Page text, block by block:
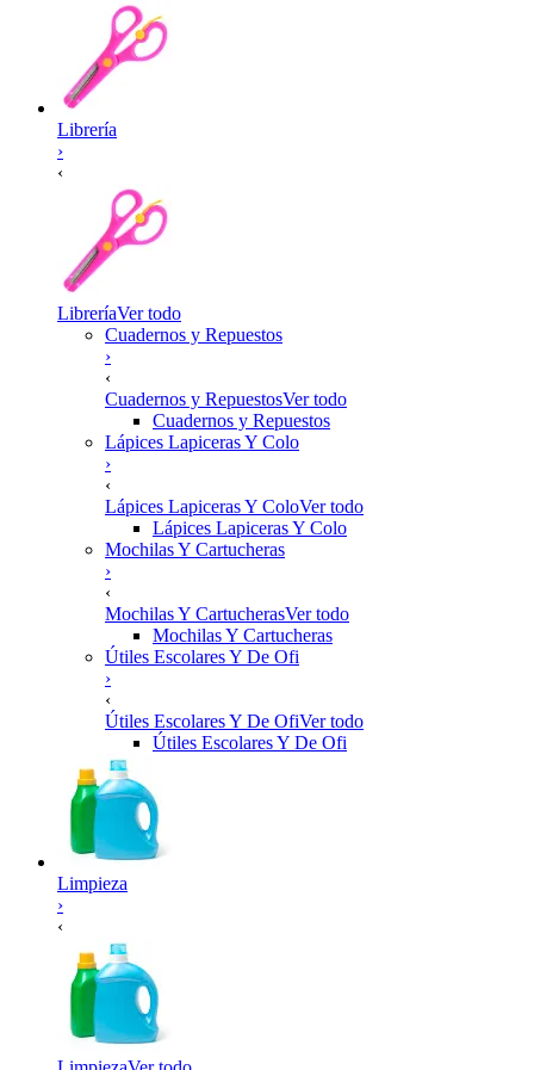
Librería
›
‹
LibreríaVer todo
Cuadernos y Repuestos
›
‹
Cuadernos y RepuestosVer todo
Cuadernos y Repuestos
Lápices Lapiceras Y Colo
›
‹
Lápices Lapiceras Y ColoVer todo
Lápices Lapiceras Y Colo
Mochilas Y Cartucheras
›
‹
Mochilas Y CartucherasVer todo
Mochilas Y Cartucheras
Útiles Escolares Y De Ofi
›
‹
Útiles Escolares Y De OfiVer todo
Útiles Escolares Y De Ofi
Limpieza
›
‹